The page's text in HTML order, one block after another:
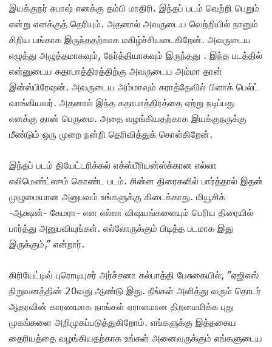
இயக்குநர் சுபாஷ் எனக்கு தம்பி மாதிரி. இந்தப் படம் வெற்றி பெறும்
என்று எனக்குத் தெரியும். அதனால் அவருடைய வெற்றியில் நானும்
சிறிய பங்காக இருந்ததற்காக மகிழ்ச்சியடைகிறேன். அவருடைய
எழுத்து அழுத்தமாகவும், நேர்த்தியாகவும் இருந்தது . இந்த படத்தில்
என்னுடைய கதாபாத்திரத்திற்கு அவருடைய அம்மா தான்
இன்ஸ்பிரேஷன். அவருடைய அம்மாவும் கராத்தேவில் பிளாக் பெல்ட்
வாங்கியவர். அதனால் இந்த கதாபாத்திரத்தை ஏற்று நடிப்பது
எனக்கு தான் பெருமை. அதை வழங்கியதற்காக இயக்குநருக்கு
மீண்டும் ஒரு முறை நன்றி தெரிவித்துக் கொள்கிறேன்.
இந்தப் படம் தியேட்டரிக்கல் எக்ஸ்பீரியன்ஸ்க்கான எல்லா
எலிமெண்ட்ஸும் கொண்ட படம். சின்ன திரைகளில் பார்த்தால் இதன்
முழுமையான அனுபவம் உங்களுக்கு கிடைக்காது. மியூசிக்
-ஆக்ஷன்- கேமரா- என எல்லா விஷயங்களையும் பெரிய திரையில்
பார்த்து அனுபவியுங்கள். எல்லோருக்கும் பிடித்த படமாக இது
இருக்கும்,” என்றார்.
கிரியேட்டிவ் புரொடியுசர் அர்ச்சனா கல்பாத்தி பேசுகையில், ”ஏஜிஎஸ்
நிறுவனத்தின் 20வது ஆண்டு இது. நீங்கள் அளித்து வரும் தொடர்
ஆதரவின் காரணமாக நாங்கள் ஏராளமான திறமைமிக்க புது
முகங்களை அறிமுகப்படுத்துகிறோம். எங்களுக்கு இத்தகைய
தைரியத்தை வழங்கியதற்காக உங்கள் அனைவருக்கும் எங்களுடைய